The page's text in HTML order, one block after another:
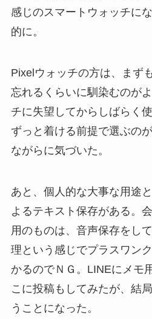
感じのスマートウォッチに
的に。
Pixelウォッチの方は、まず
忘れるくらいに馴染むのが
チに失望してからしばらく
ずっと着ける前提で選ぶの
ながらに気づいた。
あと、個人的な大事な用途
よるテキスト保存がある。
用のものは、音声保存をし
理という感じでプラスワン
かるのでＮＧ。LINEにメモ
こに投稿もしてみたが、結
うことになった。